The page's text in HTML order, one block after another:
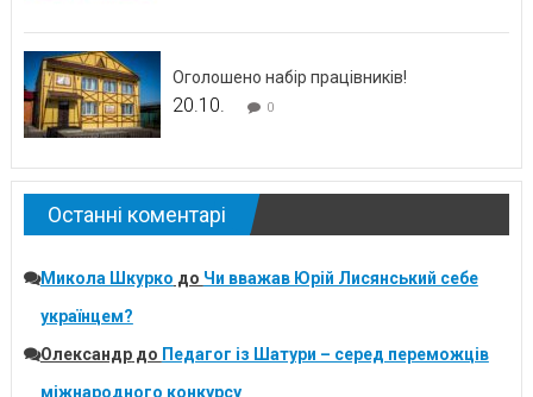
Оголошено набір працівників!
20.10. 0
Останні коментарі
Микола Шкурко до Чи вважав Юрій Лисянський себе
українцем?
Олександрдо Педагог із Шатури – серед переможців
міжнародного конкурсу